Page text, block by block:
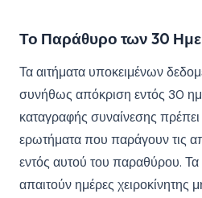
Το Παράθυρο των 30
Τα αιτήματα υποκειμένων
συνήθως απόκριση εντός 30
καταγραφής συναίνεσης πρέπει
ερωτήματα που παράγουν τις
εντός αυτού του παραθύρου.
απαιτούν ημέρες χειροκίνητης